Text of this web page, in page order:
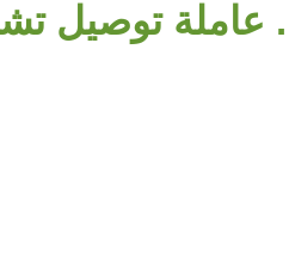
عاملة توصيل